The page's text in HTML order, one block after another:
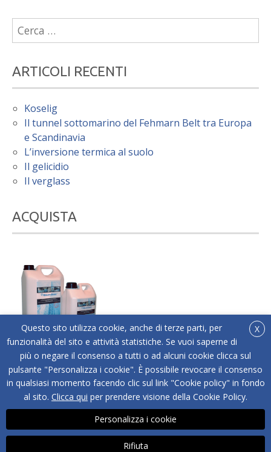
Ricerca
per:
ARTICOLI RECENTI
Koselig
Il tunnel sottomarino del Fehmarn Belt tra Europa
e Scandinavia
L’inversione termica al suolo
Il gelicidio
Il verglass
ACQUISTA
Acquista online Below Zero® l'antigelo liquido adatto
a tutti i tipi di superfici.
ACQUISTA
Copyright © BELOW ZERO® - NOICE SRL | P.IVA 04487560262 | Via Strada
X
Questo sito utilizza cookie, anche di terze parti, per
funzionalità del sito e attività statistiche. Se vuoi saperne di
più o negare il consenso a tutti o ad alcuni cookie clicca sul
pulsante "Personalizza i cookie". È possibile revocare il consenso
in qualsiasi momento facendo clic sul link "Cookie policy" in fondo
al sito. Clicca qui per prendere visione della Cookie Policy.
Personalizza i cookie
Rifiuta